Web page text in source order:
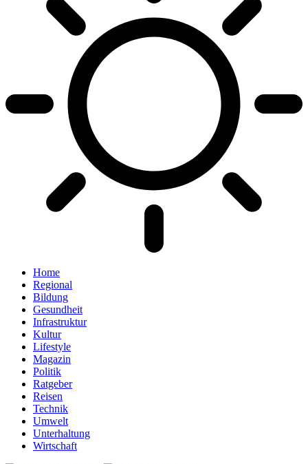
Home
Regional
Bildung
Gesundheit
Infrastruktur
Kultur
Lifestyle
Magazin
Politik
Ratgeber
Reisen
Technik
Umwelt
Unterhaltung
Wirtschaft